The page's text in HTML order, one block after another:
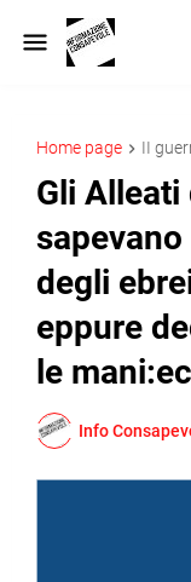
Home page II
Gli Alleati
degli
eppure
le
Info